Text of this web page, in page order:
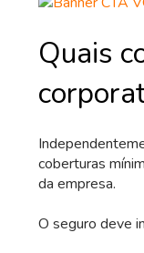
Quais
coberturas
da empresa.
O seguro deve